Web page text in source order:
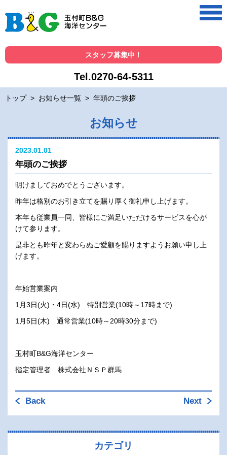
スタッフ募集中！
Tel.0270-64-5311
トップ > お知らせ一覧 > 年頭のご挨拶
お知らせ
2023.01.01
年頭のご挨拶
明けましておめでとうございます。
昨年は格別のお引き立てを賜り厚く御礼申し上げます。
本年も従業員一同、皆様にご満足いただけるサービスを心が
けて参ります。
是非とも昨年と変わらぬご愛顧を賜りますようお願い申し上
げます。
年始営業案内
1月3日(火)・4日(水) 特別営業(10時～17時まで)
1月5日(木) 通常営業(10時～20時30分まで)
玉村町B&G海洋センター
指定管理者 株式会社ＮＳＰ群馬
Back Next
カテゴリ